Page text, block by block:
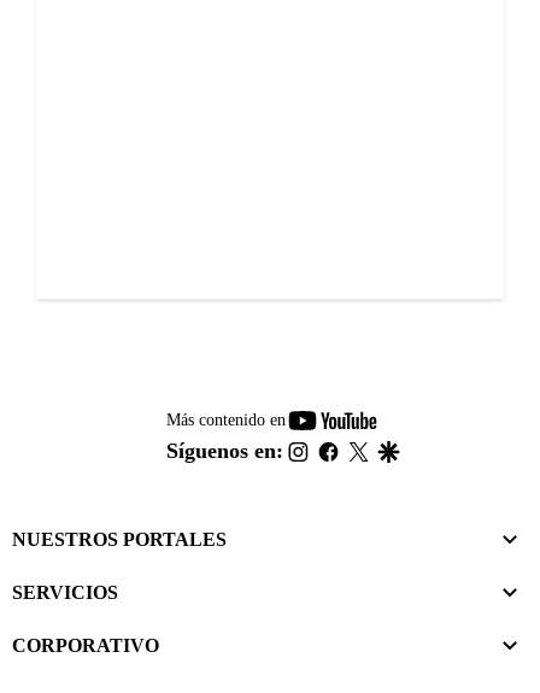
Más contenido en
youtube-
footer
Síguenos en: instagram
facebook
twitter
NUESTROS PORTALES
SERVICIOS
CORPORATIVO